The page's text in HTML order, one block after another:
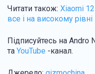
Читати також: Xiaomi
все і на високому рівні
Підписуйтесь на Andro
та YouTube -канал .